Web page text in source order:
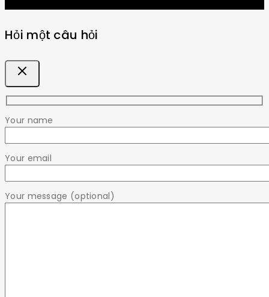
Hỏi một câu hỏi
Your name
Your email
Your message (optional)